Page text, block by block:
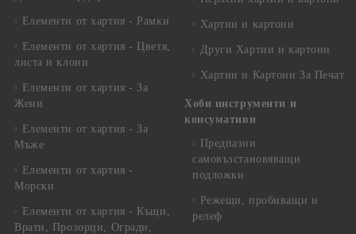
Елементи от хартия - Рамки
Елементи от хартия - Цветя,
листа и клони
Елементи от хартия - За
Жени
Елементи от хартия - За
Мъже
Елементи от хартия -
Морски
Елементи от хартия - Къщи,
Врати, Прозорци, Огради,
Хартии и картони
Други Хартии и картони
Хартии и Картони За Печат
Хоби инструменти и
консумативи
Предпазни
самовъзстановяващи
подложки
Режещи, пробиващи и
релеф